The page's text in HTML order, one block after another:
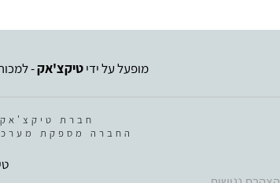
מופעל על ידיטיקצ'אק-
חברת
החברה מספקת